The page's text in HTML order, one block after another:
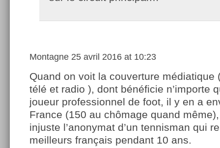
Montagne 25 avril 2016 at 10:23
Quand on voit la couverture médiatique
télé et radio ), dont bénéficie n’importe
joueur professionnel de foot, il y en a
France (150 au chômage quand
injuste l’anonymat d’un tennisman qui
meilleurs français pendant 10 ans.